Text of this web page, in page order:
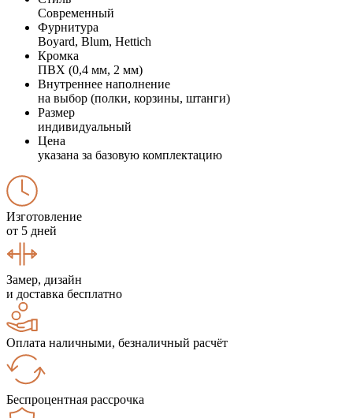
Современный
Фурнитура
Boyard, Blum, Hettich
Кромка
ПВХ (0,4 мм, 2 мм)
Внутреннее наполнение
на выбор (полки, корзины, штанги)
Размер
индивидуальный
Цена
указана за базовую комплектацию
Изготовление
от 5 дней
Замер, дизайн
и доставка бесплатно
Оплата наличными, безналичный расчёт
Беспроцентная рассрочка